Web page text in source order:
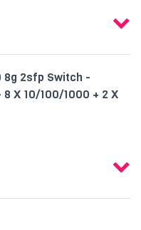
8g 2sfp Switch -
X 10/100/1000 + 2 X